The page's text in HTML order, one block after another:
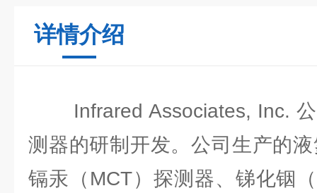
详情介绍
Infrared Associates, Inc. 公
测器的研制开发。公司生产的
镉汞（MCT）探测器、锑化铟